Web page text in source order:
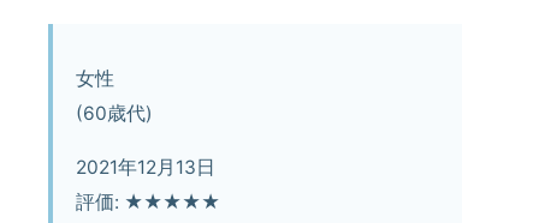
女性
(60歳代)
2021年12月13日
評価: ★★★★★